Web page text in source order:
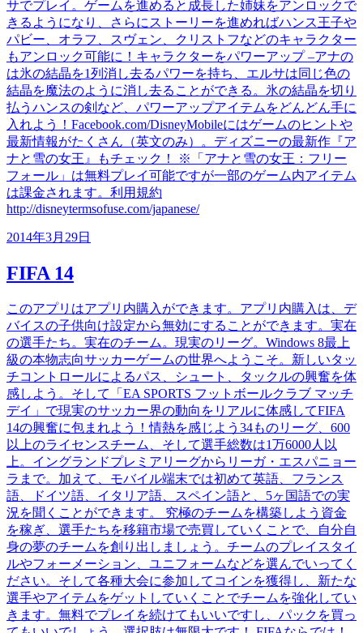
サでプレイ。ゲームを進めると成長した姉妹をアンロックで
きるようになり、さらにストーリーを進めればハンス王子や
パビー、オラフ、スヴェン、クリストフなどのキャラクター
もアンロック可能に！キャラクターをパワーアップ –アナの
は氷の結晶を1列消し去るパワーを持ち、エルサは同じ色の
結晶を魔法のように消し去ることができる。氷の結晶を切り
払うハンスの剣など、パワーアップアイテムをどんどん手に
入れよう！Facebook.com/DisneyMobileにはゲームのヒントや
最新情報がたくさん（英文のみ）。ディズニーの最新作『ア
ナと雪の女王』もチェック！ ※「アナと雪の女王：フリー
フォール」は無料プレイ可能ですが一部のゲーム内アイテム
は課金されます。利用規約
http://disneytermsofuse.com/japanese/
2014年3月29日
FIFA 14
このアプリはアプリ内購入ができます。アプリ内購入は、デ
バイスの子供向け設定から無効にすることができます。実在
の選手たち。実在のチーム。現実のリーグ。Windows 8最上
級の本物志向サッカーゲームの世界へようこそ。新しいタッ
チコントロールによるパス、シュート、タックルの興奮を体
感しよう。そして「EA SPORTS フットボールクラブ マッチ
デイ」で現実のサッカー界の動向をリアルに体感してFIFA
14の興奮に包まれよう！情熱を感じよう34ものリーグ、600
以上のライセンスチーム、そして選手総数は1万6000人以
上。イングランドプレミアリーグからリーガ・エスパニョー
ラまで。加えて、モバイル端末では初めて英語、フランス
語、ドイツ語、イタリア語、スペイン語と、5ヶ国語での実
況を聞くことができます。 究極のチームを構築しよう資金
を稼ぎ、選手たちを移籍市場で売買していくことで、自分自
身の夢のチームを創り出しましょう。チームのプレイスタイ
ルやフォーメーション、ユニフォームなどを選んでいってく
ださい。そして各種大会に参加してコインを獲得し、新たな
選手やアイテムをゲットしていくことでチームを強化してい
きます。無料でプレイを続けてもいいですし、パックを買っ